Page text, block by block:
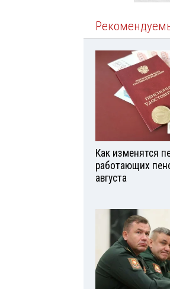
Как изменятся
работающих
августа